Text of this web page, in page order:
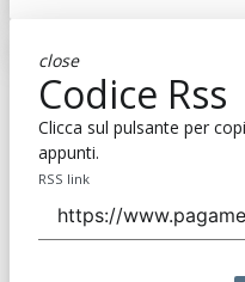
close
Codice Rss
Clicca sul pulsante per
appunti.
RSS link